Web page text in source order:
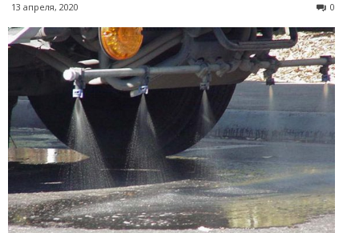
13 апреля, 2020 0